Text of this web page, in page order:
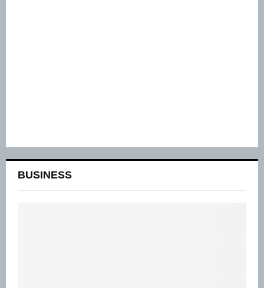
BUSINESS